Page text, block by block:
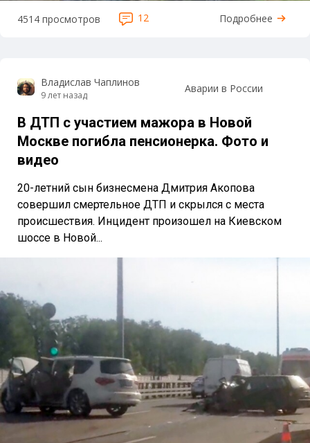
4514 просмотров 12 Подробнее
Владислав Чаплинов
9 лет назад Аварии в России
В ДТП с участием мажора в Новой
Москве погибла пенсионерка. Фото и
видео
20-летний сын бизнесмена Дмитрия Акопова
совершил смертельное ДТП и скрылся с места
происшествия. Инцидент произошел на Киевском
шоссе в Новой...